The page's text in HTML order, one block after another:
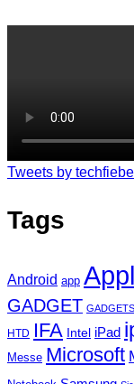
Tweets by
Tags
Android app
GADGET GADGETS
HTD IFA Intel iPad
Messe Microsoft